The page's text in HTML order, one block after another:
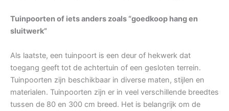
Tuinpoorten of iets anders zoals “goedkoop hang en
sluitwerk”
Als laatste, een tuinpoort is een deur of hekwerk dat
toegang geeft tot de achtertuin of een gesloten terrein.
Tuinpoorten zijn beschikbaar in diverse maten, stijlen en
materialen. Tuinpoorten zijn er in veel verschillende breedtes
tussen de 80 en 300 cm breed. Het is belangrijk om de